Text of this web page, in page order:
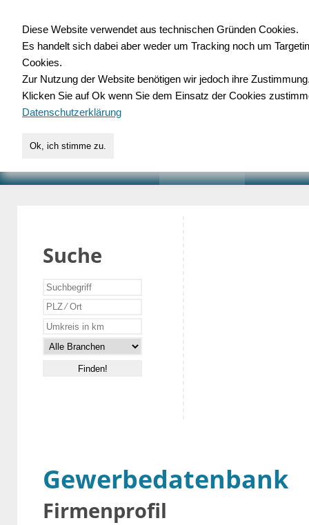
für Handwerk,
Suche
Gewerbedatenbank
Firmenprofil
Diese Website verwendet aus technischen Gründen Cookies.
Es handelt sich dabei aber weder um Tracking noch um
Cookies.
Zur Nutzung der Website benötigen wir jedoch ihre
Klicken Sie auf Ok wenn Sie dem Einsatz der Cookies
Datenschutzerklärung
Ok, ich stimme zu.